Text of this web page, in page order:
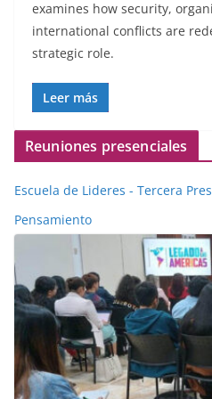
examines how security,
international conflicts are
strategic role.
Leer más
Reuniones presenciales
Escuela de Lideres - Tercera
Pensamiento